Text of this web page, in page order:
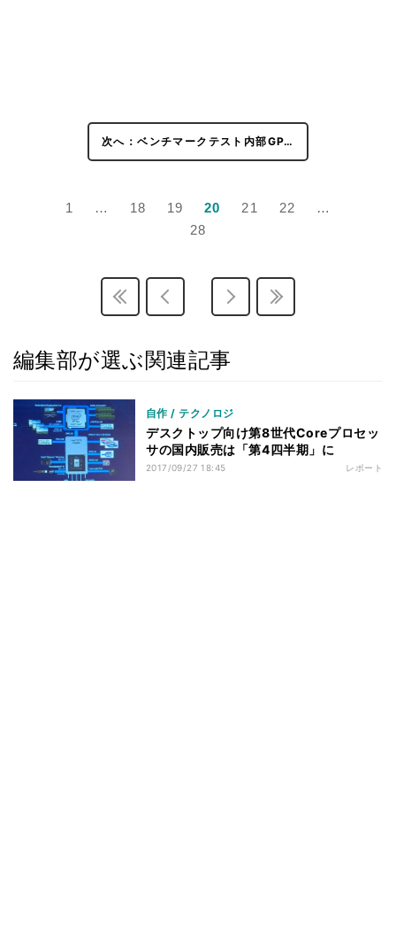
次へ：ベンチマークテスト内部GP…
1 … 18 19 20 21 22
…
28
編集部が選ぶ関連記事
自作 / テクノロジ
デスクトップ向け第8世代Coreプロセッ
サの国内販売は「第4四半期」に
2017/09/27 18:45 レポート